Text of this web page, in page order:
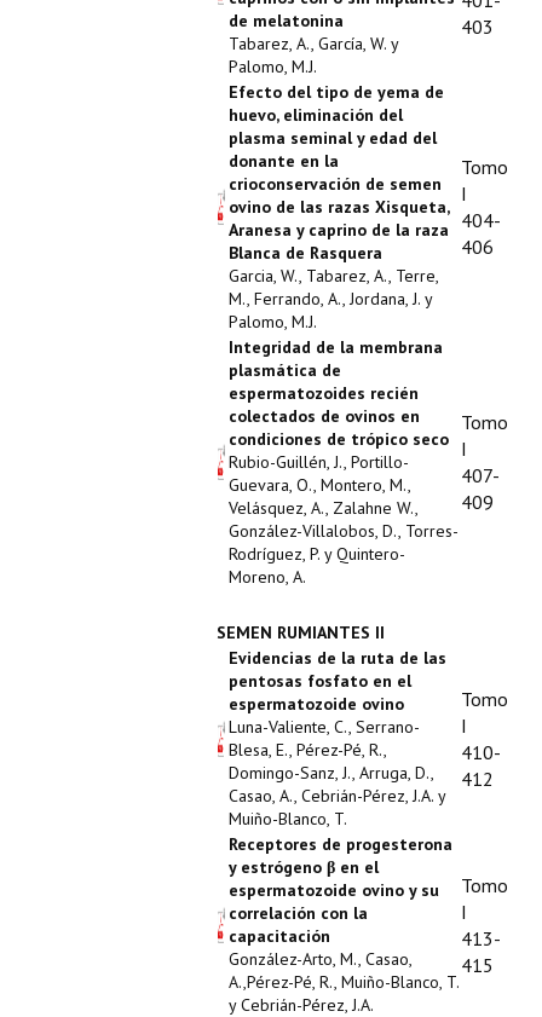
de melatonina
Tabarez, A., García, W. y
Palomo, M.J.
403
Efecto del tipo de yema de
huevo, eliminación del
plasma seminal y edad del
donante en la
crioconservación de semen
ovino de las razas Xisqueta,
Aranesa y caprino de la raza
Blanca de Rasquera
Garcia, W., Tabarez, A., Terre,
M., Ferrando, A., Jordana, J. y
Palomo, M.J.
Tomo
I
404-
406
Integridad de la membrana
plasmática de
espermatozoides recién
colectados de ovinos en
condiciones de trópico seco
Rubio-Guillén, J., Portillo-
Guevara, O., Montero, M.,
Velásquez, A., Zalahne W.,
González-Villalobos, D., Torres-
Rodríguez, P. y Quintero-
Moreno, A.
Tomo
I
407-
409
SEMEN RUMIANTES II
Evidencias de la ruta de las
pentosas fosfato en el
espermatozoide ovino
Luna-Valiente, C., Serrano-
Blesa, E., Pérez-Pé, R.,
Domingo-Sanz, J., Arruga, D.,
Casao, A., Cebrián-Pérez, J.A. y
Muiño-Blanco, T.
Tomo
I
410-
412
Receptores de progesterona
y estrógeno β en el
espermatozoide ovino y su
correlación con la
capacitación
González-Arto, M., Casao,
A.,Pérez-Pé, R., Muiño-Blanco, T.
y Cebrián-Pérez, J.A.
Tomo
I
413-
415